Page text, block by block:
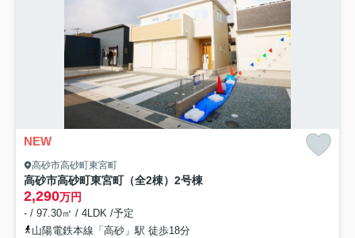
NEW
高砂市高砂町東宮町
高砂市高砂町東宮町（全2棟）2号棟
2,290万円
- / 97.30㎡ / 4LDK /予定
山陽電鉄本線「高砂」駅 徒歩18分